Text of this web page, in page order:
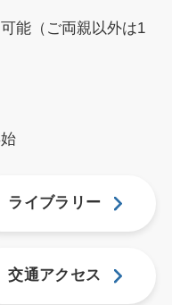
能（ご両親以外は1
ライブラリー
交通アクセス